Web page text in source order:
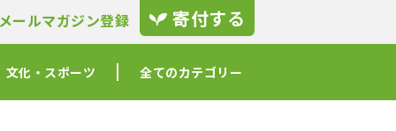
メールマガジン登録 寄付する
文化・スポーツ 全てのカテゴリー